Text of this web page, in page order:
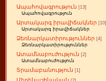
Ապահովագրություն [13]
Ապահովագրություն
Արտակարգ իրավիճակներ [10]
Արտակարգ իրավիճակներ
Ձեռնարկատիրություններ [4]
Ձեռնարկատիրություններ
Ատամնաբուժություն [2]
Ատամնաբուժություն
Տրամաբանություն [1]